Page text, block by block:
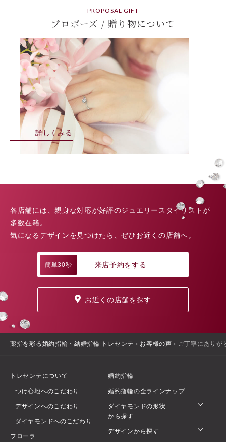
PROPOSAL GIFT
プロポーズ / 贈り物について
詳しくみる
各店舗には、親身な対応が好評のジュエリースタイリストが
多数在籍。
気になるデザインを見つけたら、ぜひお近くの店舗へ。
簡単30秒 来店予約をする
お近くの店舗を探す
薬指を彩る婚約指輪・結婚指輪 トレセンテ › お客様の声 › ご丁寧にありが
トレセンテについて
つけ心地へのこだわり
デザインへのこだわり
ダイヤモンドへのこだわり
フローラ
婚約指輪
婚約指輪の全ラインナップ
ダイヤモンドの形状
から探す
デザインから探す